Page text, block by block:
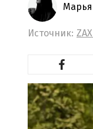
Источник: